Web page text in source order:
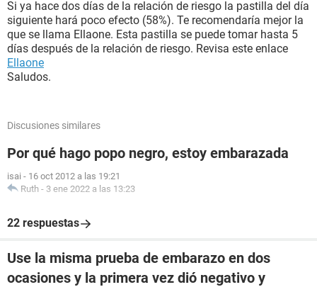
Si ya hace dos días de la relación de riesgo la pastilla del día
siguiente hará poco efecto (58%). Te recomendaría mejor la
que se llama Ellaone. Esta pastilla se puede tomar hasta 5
días después de la relación de riesgo. Revisa este enlace
Ellaone
Saludos.
Discusiones similares
Por qué hago popo negro, estoy embarazada
isai - 16 oct 2012 a las 19:21
Ruth - 3 ene 2022 a las 13:23
22 respuestas
Use la misma prueba de embarazo en dos
ocasiones y la primera vez dió negativo y